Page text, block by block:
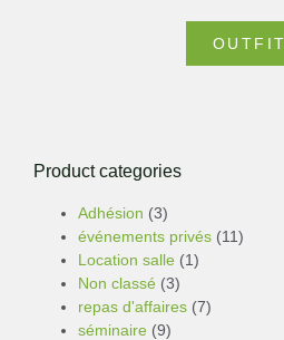
OUTFIT
Product categories
Adhésion (3)
événements privés (11)
Location salle (1)
Non classé (3)
repas d'affaires (7)
séminaire (9)